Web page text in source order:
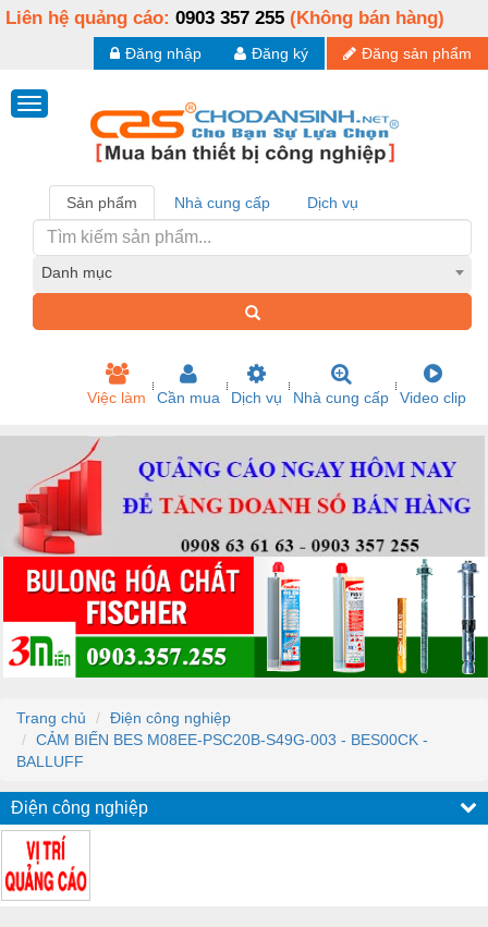
Liên hệ quảng cáo: 0903 357 255 (Không bán hàng)
Đăng sản phẩm
Đăng ký
Đăng nhập
Sản phẩm Nhà cung cấp Dịch vụ
Danh mục
Việc làm Cần mua Dịch vụ Nhà cung cấp Video clip
Trang chủ
Điện công nghiệp
CẢM BIẾN BES M08EE-PSC20B-S49G-003 - BES00CK -
BALLUFF
Điện công nghiệp